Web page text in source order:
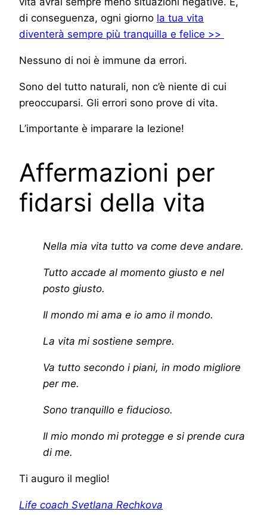
di conseguenza, ogni giorno la tua vita
diventerà sempre più tranquilla e felice >>
Nessuno di noi è immune da errori.
Sono del tutto naturali, non c’è niente di cui
preoccuparsi. Gli errori sono prove di vita.
L’importante è imparare la lezione!
Affermazioni per
fidarsi della vita
Nella mia vita tutto va come deve andare.
Tutto accade al momento giusto e nel
posto giusto.
Il mondo mi ama e io amo il mondo.
La vita mi sostiene sempre.
Va tutto secondo i piani, in modo migliore
per me.
Sono tranquillo e fiducioso.
Il mio mondo mi protegge e si prende cura
di me.
Ti auguro il meglio!
Life coach Svetlana Rechkova